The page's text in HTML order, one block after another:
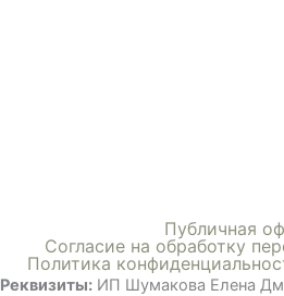
Публичная
Согласие на обработку
Политика
Реквизиты: ИП Шумакова Елена